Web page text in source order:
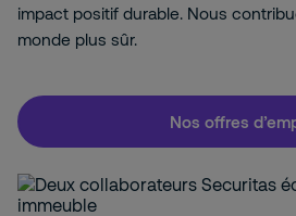
impact positif durable. Nous
monde plus sûr.
Nos offres